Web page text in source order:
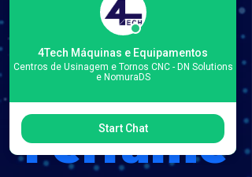
Usinage
m,
Ferrame
4Tech Máquinas e Equipamentos
Centros de Usinagem e Tornos CNC - DN Solutions
e NomuraDS
Start Chat